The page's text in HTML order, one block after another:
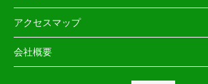
アクセスマップ
会社概要